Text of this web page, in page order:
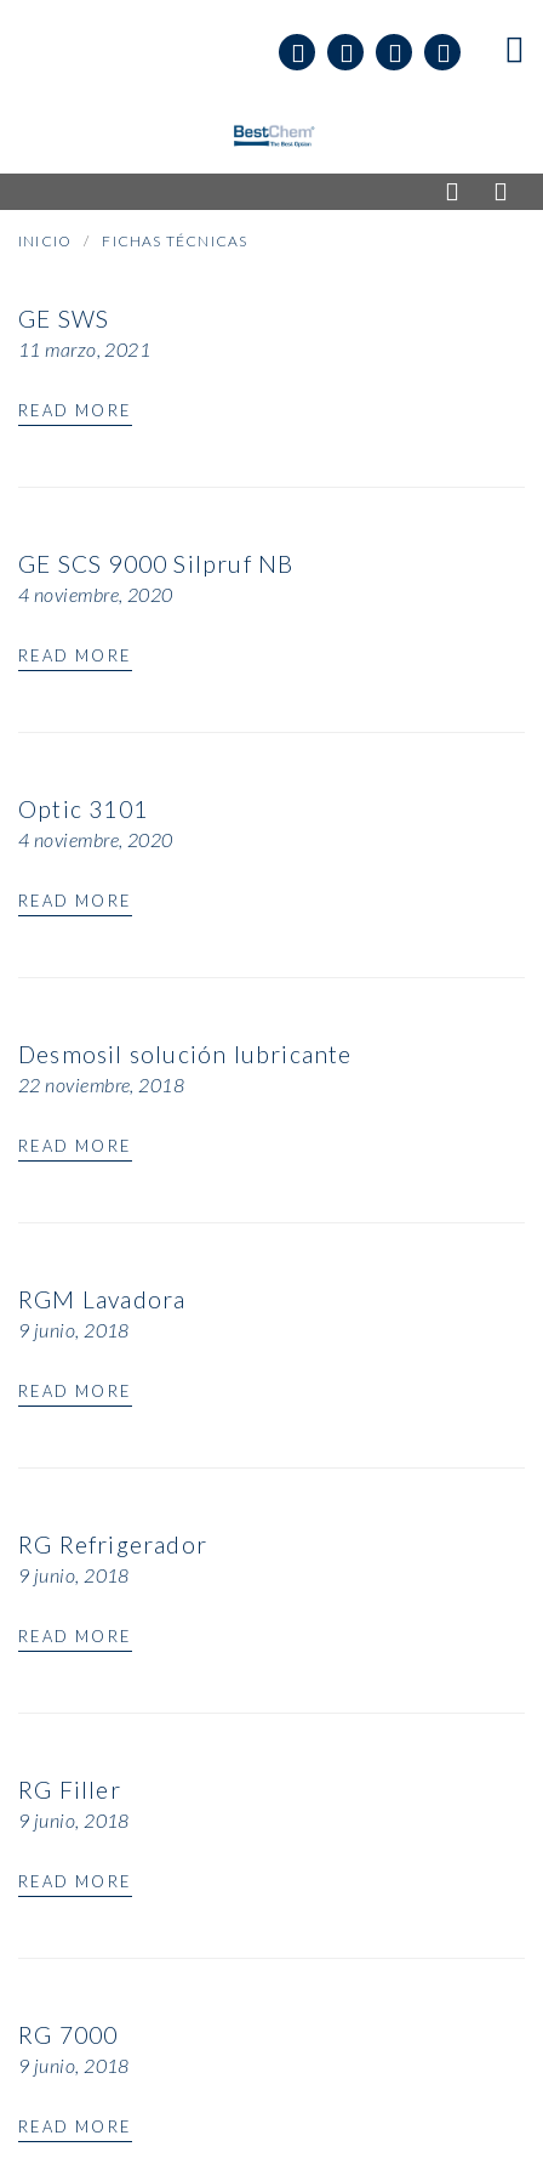
INICIO FICHAS TÉCNICAS
GE SWS
11 marzo, 2021
READ MORE
GE SCS 9000 Silpruf NB
4 noviembre, 2020
READ MORE
Optic 3101
4 noviembre, 2020
READ MORE
Desmosil solución lubricante
22 noviembre, 2018
READ MORE
RGM Lavadora
9 junio, 2018
READ MORE
RG Refrigerador
9 junio, 2018
READ MORE
RG Filler
9 junio, 2018
READ MORE
RG 7000
9 junio, 2018
READ MORE